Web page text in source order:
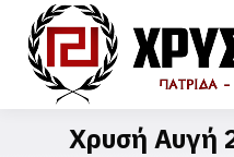
Χρυσή Αυγή